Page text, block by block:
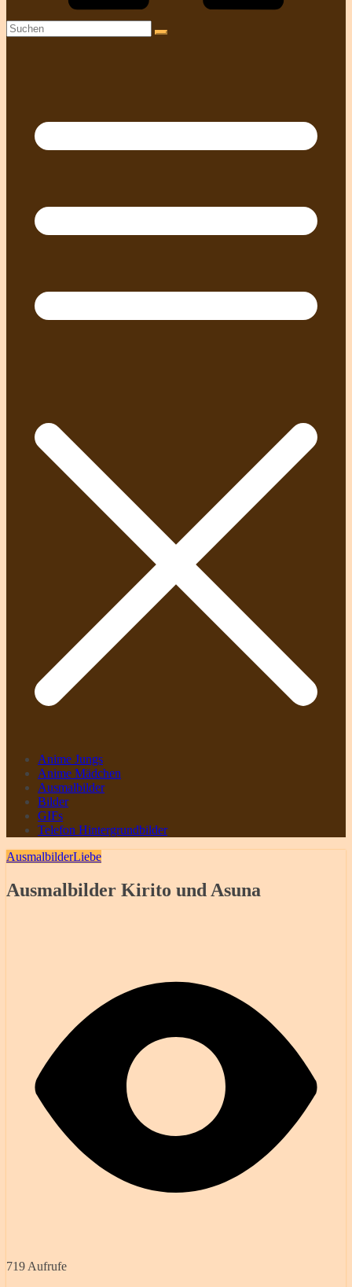
Anime Jungs
Anime Mädchen
Ausmalbilder
Bilder
GIFs
Telefon Hintergrundbilder
AusmalbilderLiebe
Ausmalbilder Kirito und Asuna
719 Aufrufe